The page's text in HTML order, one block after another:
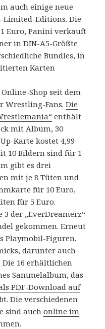
auch einige neue
Editions. Die
Euro, Panini verkauft
in DIN-A5-Größte
Bundles, in
Karten
Shop seit dem
Wrestling-Fans.Die
enthält
mit Album, 30
Karte kostet 4,99
10 Bildern sind für 1
gibt es drei
mit je 8 Tüten und
für 10 Euro,
für 5 Euro.
3 der „EverDreamerz“
gekommen. Erneut
Playmobil-Figuren,
darunter auch
Die 16 erhältlichen
Sammelalbum, das
PDF-Download auf
Die verschiedenen
sind auchonline im